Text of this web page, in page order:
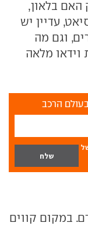
האם בלאון,
עדיין יש
וגם מה
מלאה
הרכב
במקום קווים